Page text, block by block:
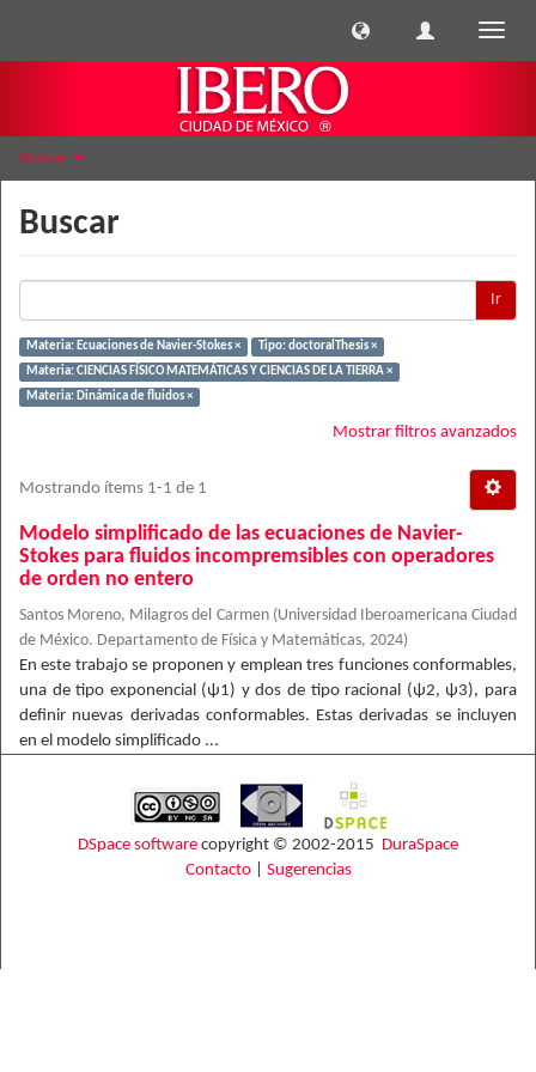
Buscar
Buscar
Ir
Materia: Ecuaciones de Navier-Stokes ×
Tipo: doctoralThesis ×
Materia: CIENCIAS FÍSICO MATEMÁTICAS Y CIENCIAS DE LA TIERRA ×
Materia: Dinámica de fluidos ×
Mostrar filtros avanzados
Mostrando ítems 1-1 de 1
Modelo simplificado de las ecuaciones de Navier-
Stokes para fluidos incompremsibles con operadores
de orden no entero
Santos Moreno, Milagros del Carmen (Universidad Iberoamericana Ciudad
de México. Departamento de Física y Matemáticas, 2024)
En este trabajo se proponen y emplean tres funciones conformables,
una de tipo exponencial (ψ1) y dos de tipo racional (ψ2, ψ3), para
definir nuevas derivadas conformables. Estas derivadas se incluyen
en el modelo simplificado ...
DSpace software copyright © 2002-2015 DuraSpace
Contacto| Sugerencias